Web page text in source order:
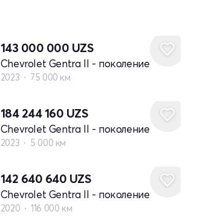
143 000 000 UZS
Chevrolet Gentra II - поколение
2023 75 000 км
184 244 160 UZS
Chevrolet Gentra II - поколение
2023 5 000 км
142 640 640 UZS
Chevrolet Gentra II - поколение
2020 116 000 км